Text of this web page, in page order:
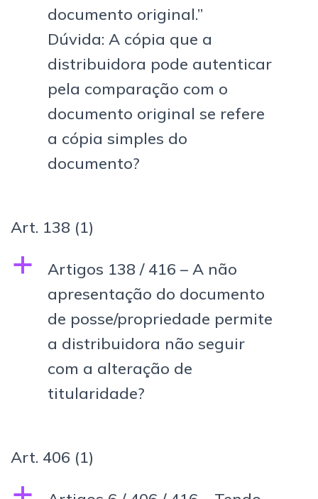
documento original.”
Dúvida: A cópia que a
distribuidora pode autenticar
pela comparação com o
documento original se refere
a cópia simples do
documento?
Art. 138 (1)
a
Artigos 138 / 416 – A não
apresentação do documento
de posse/propriedade permite
a distribuidora não seguir
com a alteração de
titularidade?
Art. 406 (1)